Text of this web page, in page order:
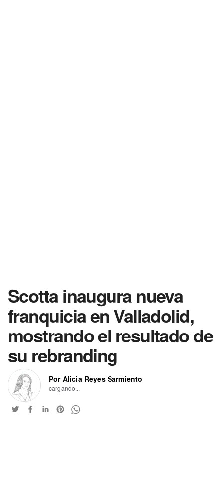
Scotta inaugura nueva
franquicia en Valladolid,
mostrando el resultado de
su rebranding
Por Alicia Reyes Sarmiento
cargando...